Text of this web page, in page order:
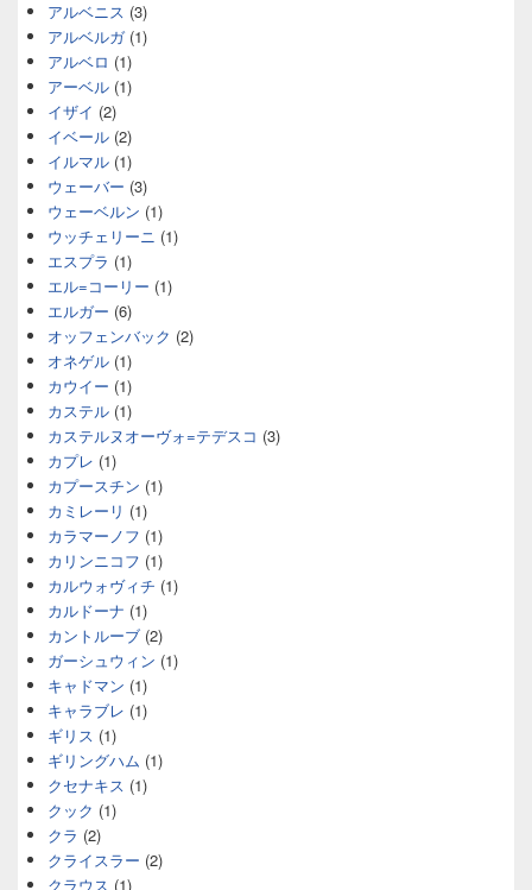
アルベニス (3)
アルベルガ(1)
アルベロ (1)
アーベル (1)
イザイ (2)
イベール (2)
イルマル (1)
ウェーバー (3)
ウェーベルン (1)
ウッチェリーニ (1)
エスプラ (1)
エル=コーリー (1)
エルガー (6)
オッフェンバック (2)
オネゲル (1)
カウイー (1)
カステル (1)
カステルヌオーヴォ=テデスコ (3)
カプレ (1)
カプースチン (1)
カミレーリ (1)
カラマーノフ (1)
カリンニコフ (1)
カルウォヴィチ (1)
カルドーナ (1)
カントルーブ (2)
ガーシュウィン (1)
キャドマン (1)
キャラブレ (1)
ギリス (1)
ギリングハム (1)
クセナキス (1)
クック (1)
クラ (2)
クライスラー (2)
クラウス (1)